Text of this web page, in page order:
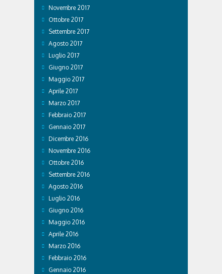
Novembre 2017
Ottobre 2017
Settembre 2017
Agosto 2017
Luglio 2017
Giugno 2017
Maggio 2017
Aprile 2017
Marzo 2017
Febbraio 2017
Gennaio 2017
Dicembre 2016
Novembre 2016
Ottobre 2016
Settembre 2016
Agosto 2016
Luglio 2016
Giugno 2016
Maggio 2016
Aprile 2016
Marzo 2016
Febbraio 2016
Gennaio 2016